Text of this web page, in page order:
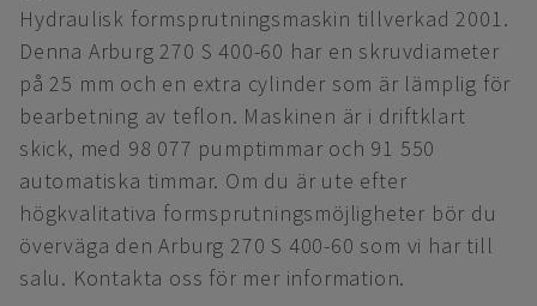
Hydraulisk formsprutningsmaskin tillverkad 2001.
Denna Arburg 270 S 400-60 har en skruvdiameter
på 25 mm och en extra cylinder som är lämplig för
bearbetning av teflon. Maskinen är i driftklart
skick, med 98 077 pumptimmar och 91 550
automatiska timmar. Om du är ute efter
högkvalitativa formsprutningsmöjligheter bör du
överväga den Arburg 270 S 400-60 som vi har till
salu. Kontakta oss för mer information.